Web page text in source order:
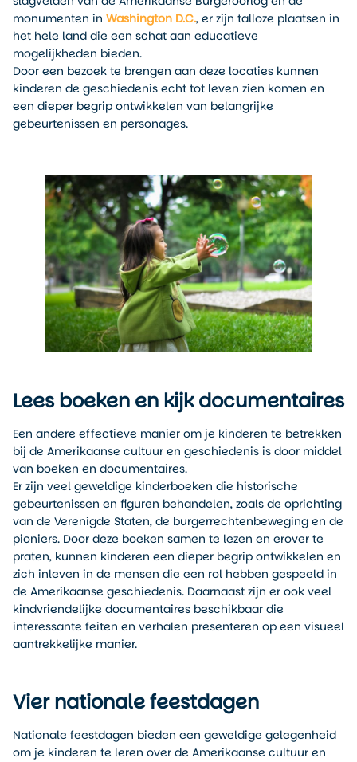
monumenten in Washington D.C., er zijn talloze plaatsen in
het hele land die een schat aan educatieve
mogelijkheden bieden.
Door een bezoek te brengen aan deze locaties kunnen
kinderen de geschiedenis echt tot leven zien komen en
een dieper begrip ontwikkelen van belangrijke
gebeurtenissen en personages.
Lees boeken en kijk documentaires
Een andere effectieve manier om je kinderen te betrekken
bij de Amerikaanse cultuur en geschiedenis is door middel
van boeken en documentaires.
Er zijn veel geweldige kinderboeken die historische
gebeurtenissen en figuren behandelen, zoals de oprichting
van de Verenigde Staten, de burgerrechtenbeweging en de
pioniers. Door deze boeken samen te lezen en erover te
praten, kunnen kinderen een dieper begrip ontwikkelen en
zich inleven in de mensen die een rol hebben gespeeld in
de Amerikaanse geschiedenis. Daarnaast zijn er ook veel
kindvriendelijke documentaires beschikbaar die
interessante feiten en verhalen presenteren op een visueel
aantrekkelijke manier.
Vier nationale feestdagen
Nationale feestdagen bieden een geweldige gelegenheid
om je kinderen te leren over de Amerikaanse cultuur en